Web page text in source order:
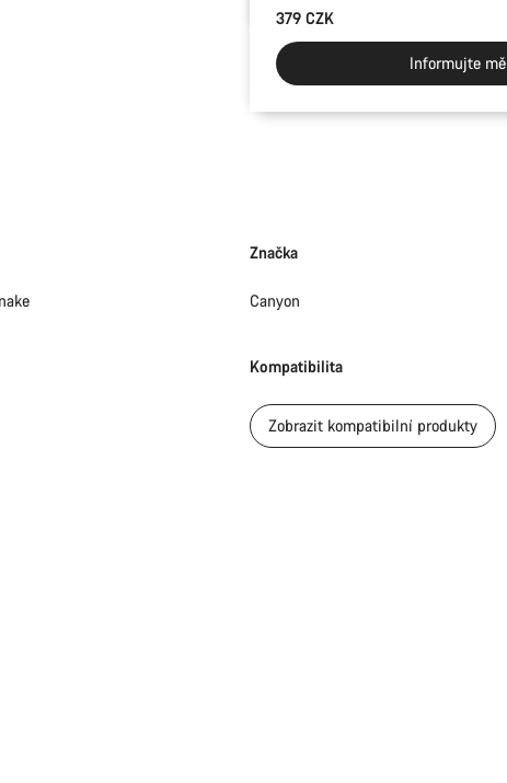
379 CZK
Informujte mě
Značka
Canyon
Kompatibilita
Zobrazit kompatibilní produkty